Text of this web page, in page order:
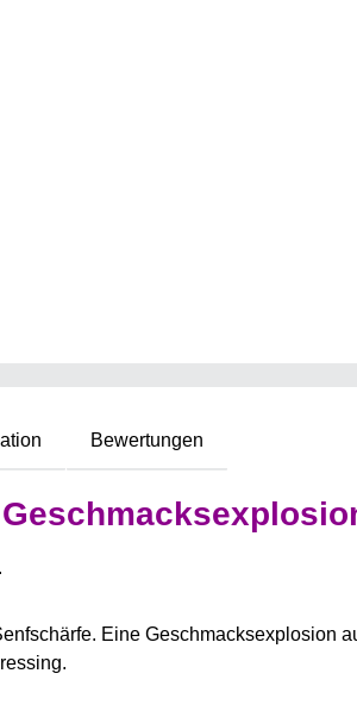
Bewertungen
Eine Geschmacksexplosion